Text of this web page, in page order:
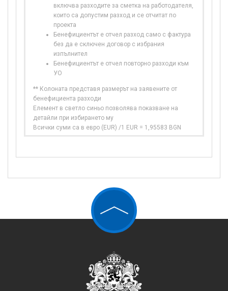
включва разходите за сметка на работодателя,
които са допустим разход и се отчитат по
проекта
Бенефициентът е отчел разход само с фактура
без да е сключен договор с избрания
изпълнител
Бенефициентът е отчел повторно разходи към
УО
** Колоната представя размерът на заявените от
бенефициента разходи
Елемент в светло синьо позволява показване на
детайли при избирането му
Всички суми са в евро (EUR) /1 EUR = 1,95583 BGN